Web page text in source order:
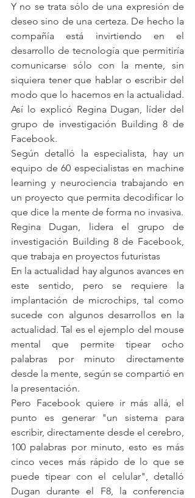
Y no se trata sólo de una expresión de
deseo sino de una certeza. De hecho la
compañía está invirtiendo en el
desarrollo de tecnología que permitiría
comunicarse sólo con la mente, sin
siquiera tener que hablar o escribir del
modo que lo hacemos en la actualidad.
Así lo explicó Regina Dugan, líder del
grupo de investigación Building 8 de
Facebook.
Según detalló la especialista, hay un
equipo de 60 especialistas en machine
learning y neurociencia trabajando en
un proyecto que permita decodificar lo
que dice la mente de forma no invasiva.
Regina Dugan, lidera el grupo de
investigación Building 8 de Facebook,
que trabaja en proyectos futuristas
En la actualidad hay algunos avances en
este sentido, pero se requiere la
implantación de microchips, tal como
sucede con algunos desarrollos en la
actualidad. Tal es el ejemplo del mouse
mental que permite tipear ocho
palabras por minuto directamente
desde la mente, según se compartió en
la presentación.
Pero Facebook quiere ir más allá, el
punto es generar "un sistema para
escribir, directamente desde el cerebro,
100 palabras por minuto, esto es más
cinco veces más rápido de lo que se
puede tipear con el celular", detalló
Dugan durante el F8, la conferencia